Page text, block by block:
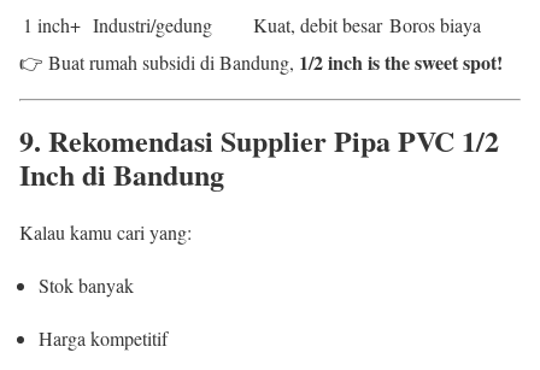
1 inch+ Industri/gedung Kuat, debit besar Boros biaya
👉 Buat rumah subsidi di Bandung, 1/2 inch is the sweet spot!
9. Rekomendasi Supplier Pipa PVC 1/2
Inch di Bandung
Kalau kamu cari yang:
Stok banyak
Harga kompetitif